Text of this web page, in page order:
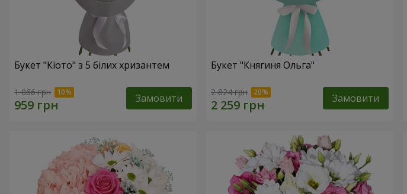
Букет "Кіото" з 5 білих хризантем
1 066 грн Замовити
Букет "Княгиня Ольга"
2 824 грн Замовити